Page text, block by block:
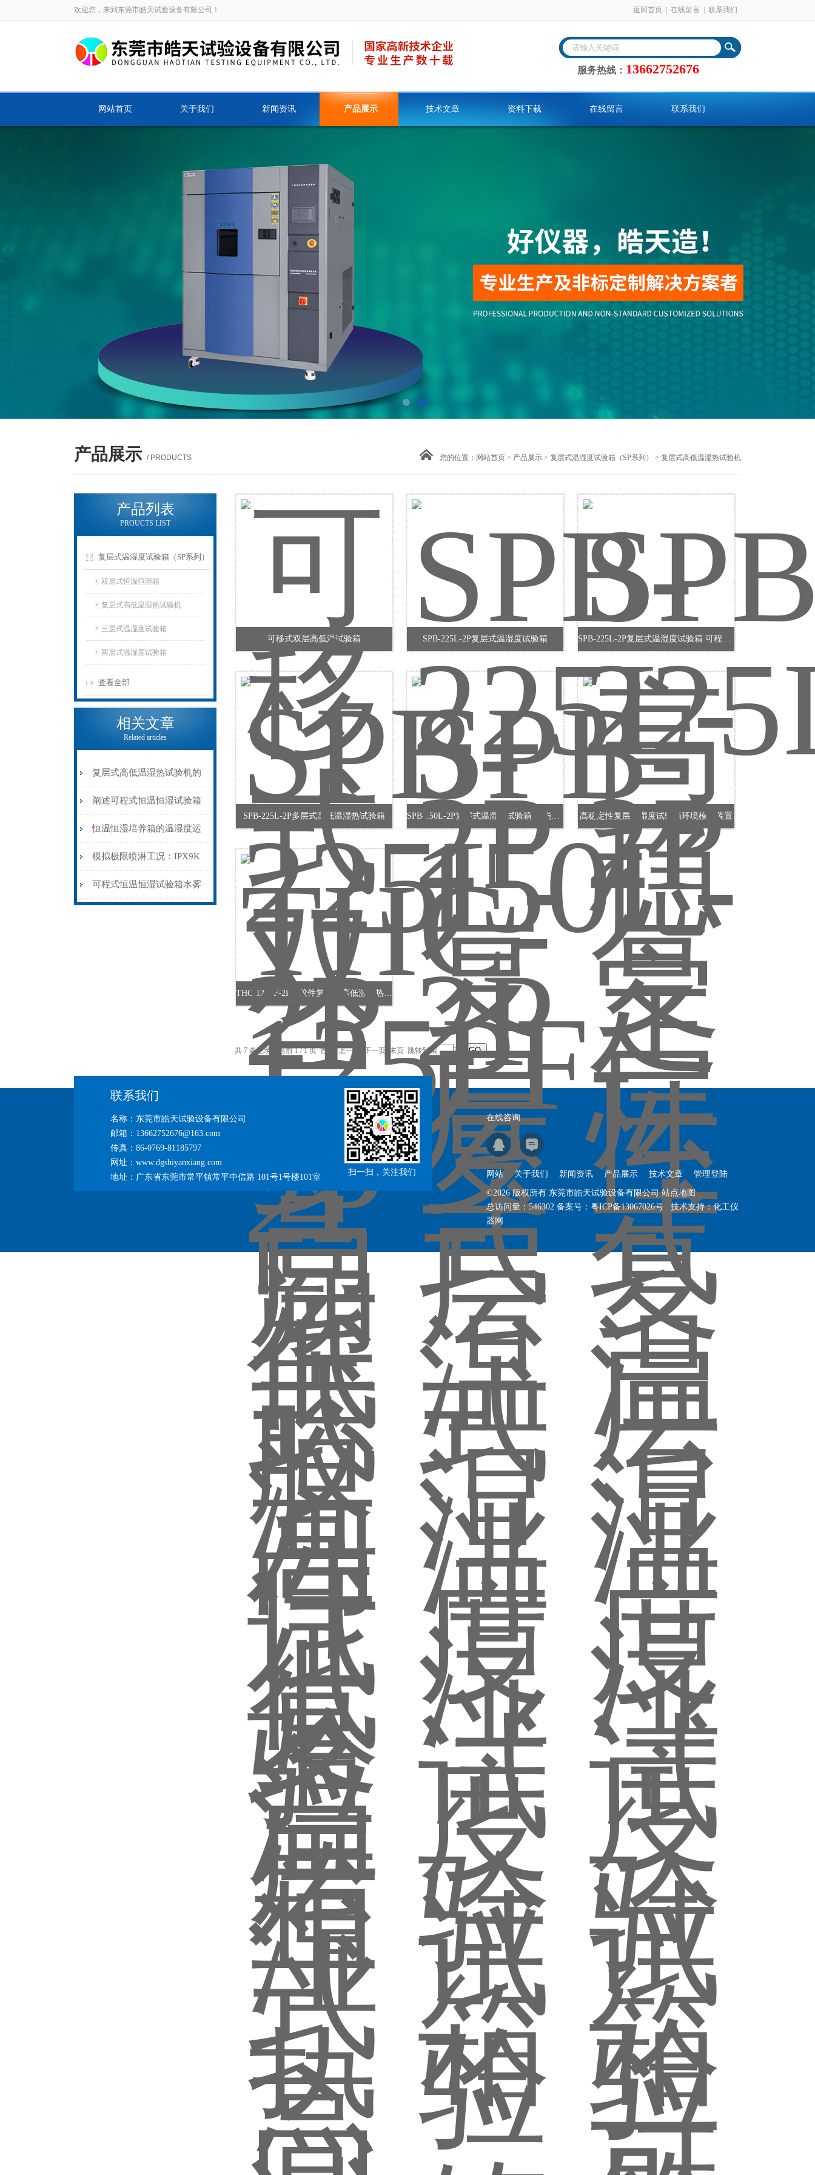
欢迎您，来到东莞市皓天试验设备有限公司！ 返回首页 在线留言 联系我们
服务热线： 13662752676
网站首页 关于我们 新闻资讯 产品展示 技术文章 资料下载 在线留言 联系我们
产品展示 / PRODUCTS 您的位置： 网站首页 > 产品展示 > 复层式温湿度试验箱（SP系列） > 复层式高低温湿热试验机
产品列表
PROUCTS LIST
复层式温湿度试验箱（SP系列）
双层式恒温恒湿箱
复层式高低温湿热试验机
三层式温湿度试验箱
两层式温湿度试验箱
查看全部
相关文章
Related articles
复层式高低温湿热试验机的
特点优势
阐述可程式恒温恒湿试验箱
在搬运过程中的注意事项
恒温恒湿培养箱的温湿度运
行控制系统
模拟极限喷淋工况：IPX9K
高压喷水试验箱的检测价值
可程式恒温恒湿试验箱水雾
可移式双层高低温试验箱 SPB-225L-2P复层式温湿度试验箱 SPB-225L-2P复层式温湿度试验箱 可程式湿热老化箱
SPB-225L-2P多层式高低温湿热试验箱 SPB-150L-2P复层式温湿度试验箱 智能控制系统 高稳定性复层温湿度试验箱环境模拟装置
THC-125PF-2P塑胶件复层式高低温湿热试验机
共 7 条记录，当前 1 / 1 页 首页 上一页 下一页 末页 跳转到第 页
联系我们
名称：东莞市皓天试验设备有限公司
邮箱：13662752676@163.com
传真：86-0769-81185797
网址：www.dgshiyanxiang.com
地址：广东省东莞市常平镇常平中信路 101号1号楼101室
扫一扫，关注我们
在线咨询
网站 关于我们 新闻资讯 产品展示 技术文章 管理登陆
©2026 版权所有 东莞市皓天试验设备有限公司站点地图
总访问量： 546302 备案号：粤ICP备13067026号 技术支持：化工仪
器网